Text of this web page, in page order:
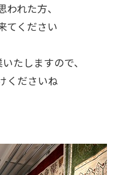
れた方、
てください
たしますので、
くださいね